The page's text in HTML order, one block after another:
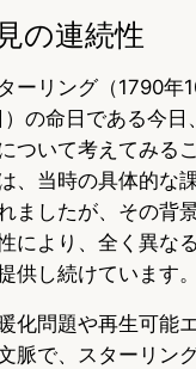
の連続性
ーリング（1790年
の命日である今日
ついて考えてみる
、当時の具体的な
ましたが、その背
により、全く異な
供し続けています。
化問題や再生可能
脈で、スターリン